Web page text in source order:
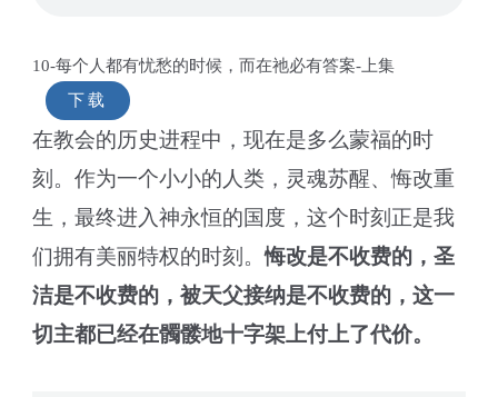
10-每个人都有忧愁的时候，而在祂必有答案-上集
下载
在教会的历史进程中，现在是多么蒙福的时
刻。作为一个小小的人类，灵魂苏醒、悔改重
生，最终进入神永恒的国度，这个时刻正是我
们拥有美丽特权的时刻。悔改是不收费的，圣
洁是不收费的，被天父接纳是不收费的，这一
切主都已经在髑髅地十字架上付上了代价。